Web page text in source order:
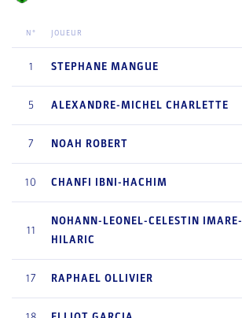
N° JOUEUR
1 STEPHANE MANGUE
5 ALEXANDRE-MICHEL CHARLETTE
7 NOAH ROBERT
10 CHANFI IBNI-HACHIM
11
NOHANN-LEONEL-CELESTIN IMARE-
HILARIC
17 RAPHAEL OLLIVIER